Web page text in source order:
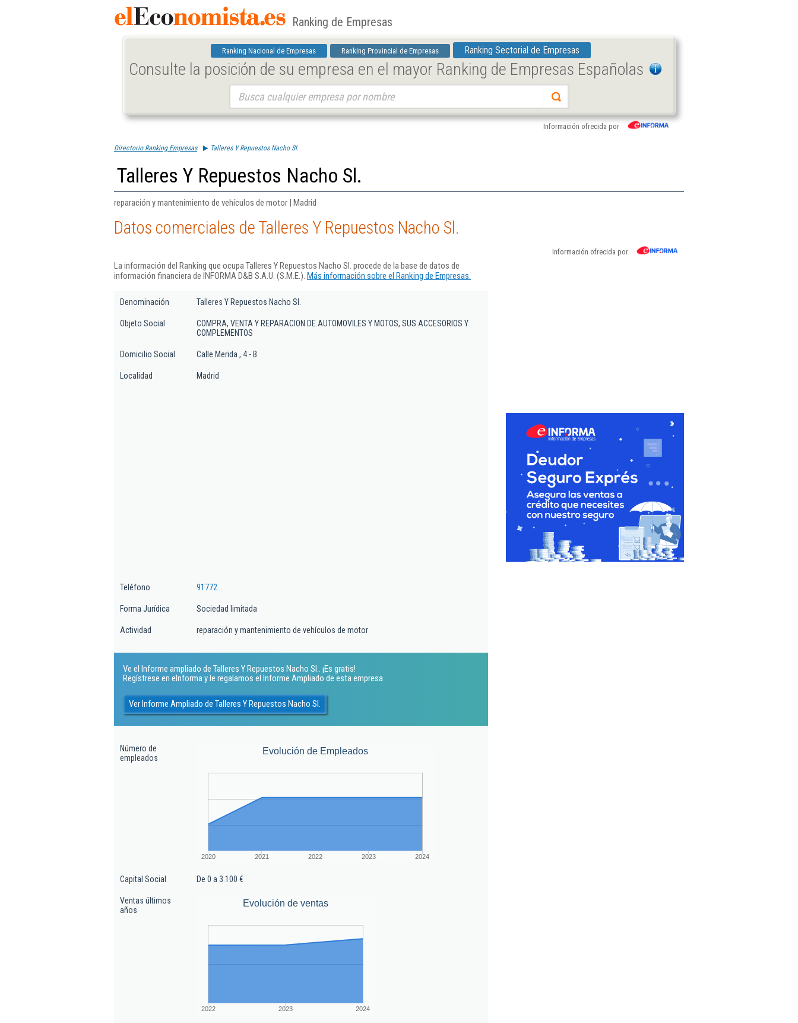
Ranking de Empresas
Ranking Nacional de Empresas Ranking Provincial de Empresas Ranking Sectorial de Empresas
Consulte la posición de su empresa en el mayor Ranking de Empresas Españolas
Información ofrecida por
Directorio Ranking Empresas Talleres Y Repuestos Nacho Sl.
Talleres Y Repuestos Nacho Sl.
reparación y mantenimiento de vehículos de motor | Madrid
Datos comerciales de Talleres Y Repuestos Nacho Sl.
Información ofrecida por
La información del Ranking que ocupa Talleres Y Repuestos Nacho Sl. procede de la base de datos de
información financiera de INFORMA D&B S.A.U. (S.M.E.). Más información sobre el Ranking de Empresas.
Denominación Talleres Y Repuestos Nacho Sl.
Objeto Social
COMPRA, VENTA Y REPARACION DE AUTOMOVILES Y MOTOS, SUS ACCESORIOS Y
COMPLEMENTOS
Domicilio Social Calle Merida , 4 - B
Localidad Madrid
Teléfono 91772...
Forma Jurídica Sociedad limitada
Actividad reparación y mantenimiento de vehículos de motor
Ve el Informe ampliado de Talleres Y Repuestos Nacho Sl.. ¡Es gratis!
Regístrese en eInforma y le regalamos el Informe Ampliado de esta empresa
Ver Informe Ampliado de Talleres Y Repuestos Nacho Sl.
Número de
empleados
Evolución de Empleados
2020 2021 2022 2023 2024
Capital Social De 0 a 3.100 €
Ventas últimos
años
Evolución de ventas
2022 2023 2024